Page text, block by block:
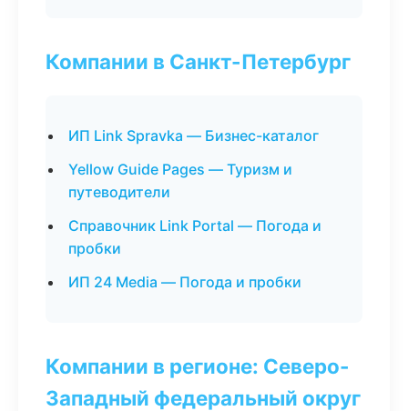
Компании в Санкт-Петербург
ИП Link Spravka — Бизнес-каталог
Yellow Guide Pages — Туризм и
путеводители
Справочник Link Portal — Погода и
пробки
ИП 24 Media — Погода и пробки
Компании в регионе: Северо-
Западный федеральный округ